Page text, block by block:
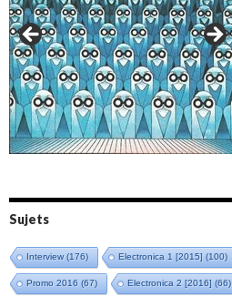
Amazônia (2021)
Oxymore (2022)
Versailles 400 (2024)
Live in Bratislava (2025)
Sujets
Interview(176) Electronica 1 [2015] (100)
Promo 2016 (67) Electronica 2 [2016] (66)